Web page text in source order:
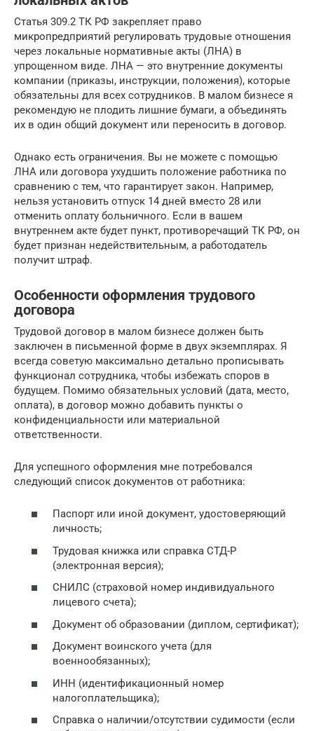
Статья 309.2 ТК РФ закрепляет право
микропредприятий регулировать трудовые отношения
через локальные нормативные акты (ЛНА) в
упрощенном виде. ЛНА — это внутренние документы
компании (приказы, инструкции, положения), которые
обязательны для всех сотрудников. В малом бизнесе я
рекомендую не плодить лишние бумаги, а объединять
их в один общий документ или переносить в договор.
Однако есть ограничения. Вы не можете с помощью
ЛНА или договора ухудшить положение работника по
сравнению с тем, что гарантирует закон. Например,
нельзя установить отпуск 14 дней вместо 28 или
отменить оплату больничного. Если в вашем
внутреннем акте будет пункт, противоречащий ТК РФ, он
будет признан недействительным, а работодатель
получит штраф.
Особенности оформления трудового
договора
Трудовой договор в малом бизнесе должен быть
заключен в письменной форме в двух экземплярах. Я
всегда советую максимально детально прописывать
функционал сотрудника, чтобы избежать споров в
будущем. Помимо обязательных условий (дата, место,
оплата), в договор можно добавить пункты о
конфиденциальности или материальной
ответственности.
Для успешного оформления мне потребовался
следующий список документов от работника:
Паспорт или иной документ, удостоверяющий
личность;
Трудовая книжка или справка СТД-Р
(электронная версия);
СНИЛС (страховой номер индивидуального
лицевого счета);
Документ об образовании (диплом, сертификат);
Документ воинского учета (для
военнообязанных);
ИНН (идентификационный номер
налогоплательщика);
Справка о наличии/отсутствии судимости (если